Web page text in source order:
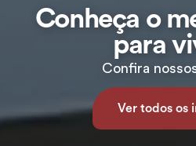
Conheça o
para
Confira
Ver todos os